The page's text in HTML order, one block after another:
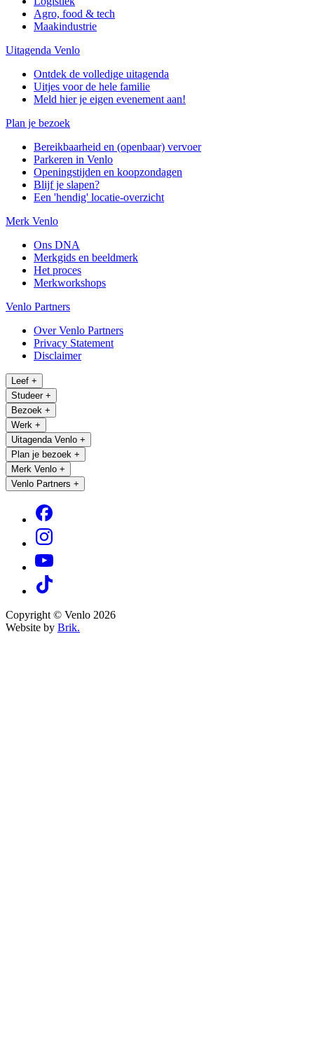
Agro, food & tech
Maakindustrie
Uitagenda Venlo
Ontdek de volledige uitagenda
Uitjes voor de hele familie
Meld hier je eigen evenement aan!
Plan je bezoek
Bereikbaarheid en (openbaar) vervoer
Parkeren in Venlo
Openingstijden en koopzondagen
Blijf je slapen?
Een 'hendig' locatie-overzicht
Merk Venlo
Ons DNA
Merkgids en beeldmerk
Het proces
Merkworkshops
Venlo Partners
Over Venlo Partners
Privacy Statement
Disclaimer
Leef +
Studeer +
Bezoek +
Werk +
Uitagenda Venlo +
Plan je bezoek +
Merk Venlo +
Venlo Partners +
Copyright © Venlo 2026
Website by Brik.